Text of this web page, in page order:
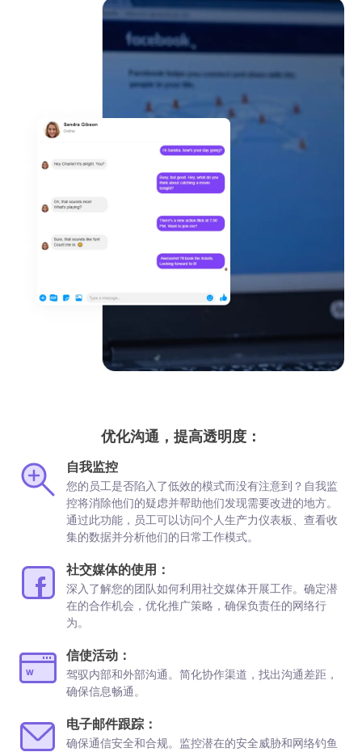
优化沟通，提高透明度：
自我监控
您的员工是否陷入了低效的模式而没有注意到？自我监
控将消除他们的疑虑并帮助他们发现需要改进的地方。
通过此功能，员工可以访问个人生产力仪表板、查看收
集的数据并分析他们的日常工作模式。
社交媒体的使用：
深入了解您的团队如何利用社交媒体开展工作。确定潜
在的合作机会，优化推广策略，确保负责任的网络行
为。
信使活动：
驾驭内部和外部沟通。简化协作渠道，找出沟通差距，
确保信息畅通。
电子邮件跟踪：
确保通信安全和合规。监控潜在的安全威胁和网络钓鱼